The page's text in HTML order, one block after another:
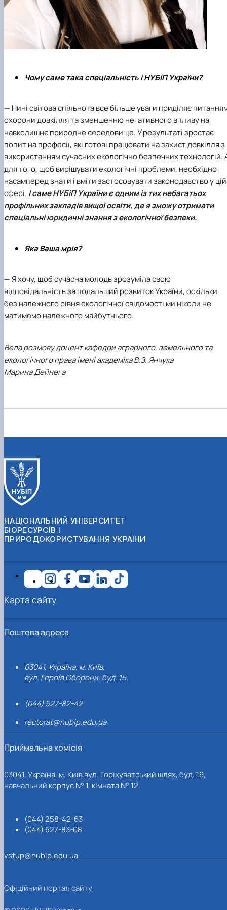
Чому саме така спеціальність і НУБіП України?
— Нині світова спільнота все більше уваги приділяє
охорони довкілля та зменшенню негативного впливу на
навколишнє природне середовище. У результаті зростає
попит на професії, які готові працювати на захист довкілля з
використанням сучасних екологічно безпечних технологій.
для того, щоб вирішувати екологічні проблеми, необхідно
насамперед знати і вміти застосовувати законодавство у цій
сфері. І саме НУБіП України є одним із тих небагатьох
профільних закладів вищої освіти, де я зможу отримати
спеціальні юридичні знання з екологічної безпеки.
Яка Ваша мрія?
— Я хочу, щоб сучасна молодь зрозуміла свою
відповідальність за подальший розвиток України, оскільки
без належного рівня екологічної свідомості ми ніколи не
матимемо належного майбутнього.
Вела розмову доцент кафедри аграрного, земельного та
екологічного права імені академіка В.З. Янчука
Марина Дейнега
НАЦІОНАЛЬНИЙ УНІВЕРСИТЕТ
БІОРЕСУРСІВ І
ПРИРОДОКОРИСТУВАННЯ УКРАЇНИ
Поштова адреса
03041, Україна, м. Київ,
вул. Героїв Оборони, буд. 15.
(044) 527-82-42
rectorat@nubip.edu.ua
Приймальна комісія
03041, Україна, м. Київ вул. Горіхуватський шлях, буд. 19,
навчальний корпус № 1, кімната № 12.
(044) 258-42-63
(044) 527-83-08
vstup@nubip.edu.ua
Карта сайту
Офіційний портал сайту